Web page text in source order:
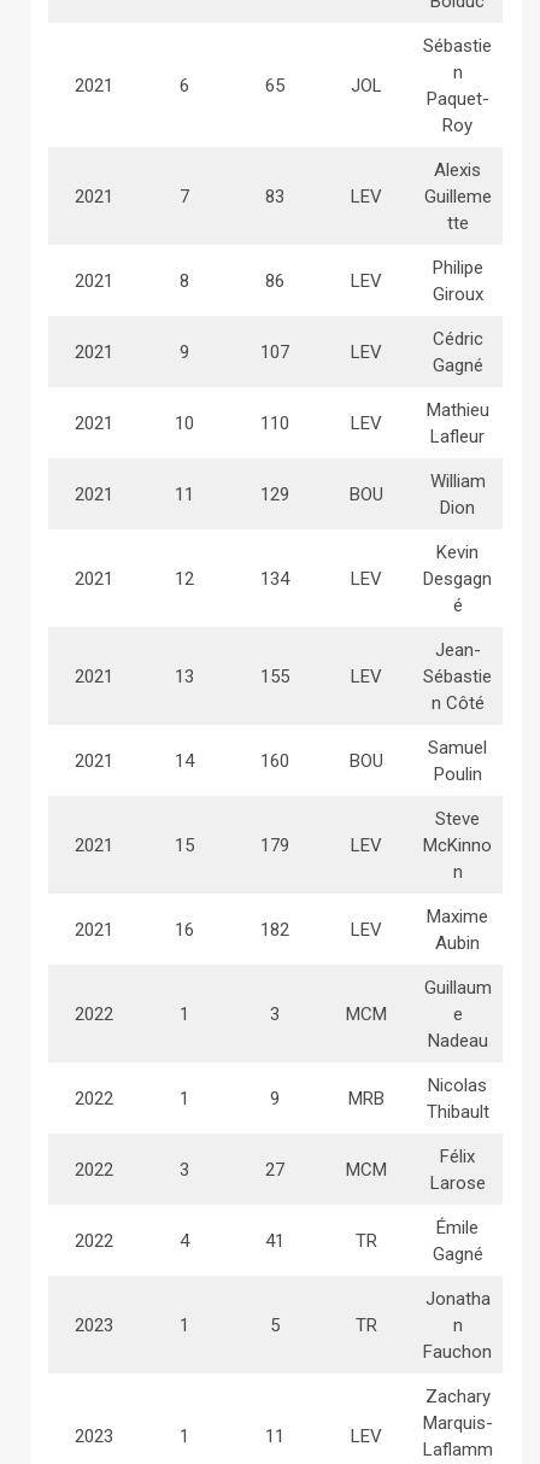
2021 6 65 JOL
Sébastie
n
Paquet-
Roy
2021 7 83 LEV
Alexis
Guilleme
tte
2021 8 86 LEV
Philipe
Giroux
2021 9 107 LEV
Cédric
Gagné
2021 10 110 LEV
Mathieu
Lafleur
2021 11 129 BOU
William
Dion
2021 12 134 LEV
Kevin
Desgagn
é
2021 13 155 LEV
Jean-
Sébastie
n Côté
2021 14 160 BOU
Samuel
Poulin
2021 15 179 LEV
Steve
McKinno
n
2021 16 182 LEV
Maxime
Aubin
2022 1 3 MCM
Guillaum
e
Nadeau
2022 1 9 MRB
Nicolas
Thibault
2022 3 27 MCM
Félix
Larose
2022 4 41 TR
Émile
Gagné
2023 1 5 TR
Jonatha
n
Fauchon
2023 1 11 LEV
Zachary
Marquis-
Laflamm